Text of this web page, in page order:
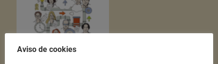
Aviso de cookies